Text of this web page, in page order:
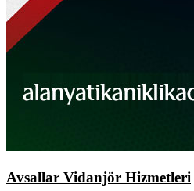
Avsallar Vidanjör Hizmetleri